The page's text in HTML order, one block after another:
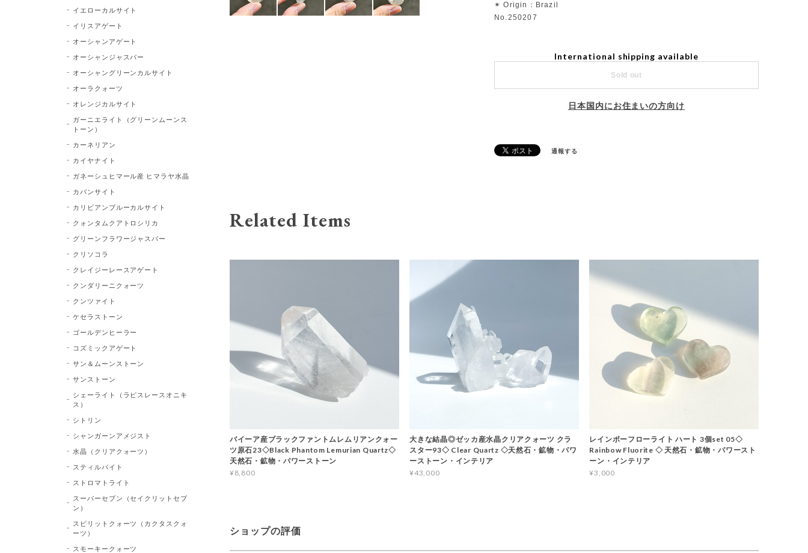
✴︎ Origin：Brazil
No.250207
International shipping available
Sold out
日本国内にお住まいの方向け
通報する
Related Items
バイーア産ブラックファントムレムリアンクォー
ツ原石23◇Black Phantom Lemurian Quartz◇
天然石・鉱物・パワーストーン
¥8,800
大きな結晶◎ゼッカ産水晶クリアクォーツ クラ
スター93◇ Clear Quartz ◇天然石・鉱物・パワ
ーストーン・インテリア
¥43,000
レインボーフローライト ハート 3個set 05◇
Rainbow Fluorite ◇ 天然石・鉱物・パワースト
ーン・インテリア
¥3,000
ショップの評価
イエローカルサイト
イリスアゲート
オーシャンアゲート
オーシャンジャスパー
オーシャングリーンカルサイト
オーラクォーツ
オレンジカルサイト
ガーニエライト（グリーンムーンス
トーン）
カーネリアン
カイヤナイト
ガネーシュヒマール産 ヒマラヤ水晶
カバンサイト
カリビアンブルーカルサイト
クォンタムクアトロシリカ
グリーンフラワージャスパー
クリソコラ
クレイジーレースアゲート
クンダリーニクォーツ
クンツァイト
ケセラストーン
ゴールデンヒーラー
コズミックアゲート
サン＆ムーンストーン
サンストーン
シェーライト（ラピスレースオニキ
ス）
シトリン
シャンガーンアメジスト
水晶（クリアクォーツ）
スティルバイト
ストロマトライト
スーパーセブン（セイクリットセブ
ン）
スピリットクォーツ（カクタスクォ
ーツ）
スモーキークォーツ